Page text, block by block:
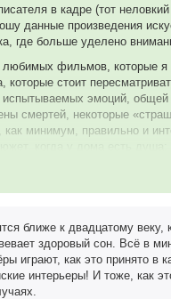
в кадре (тот
данные произведения
где больше уделено
фильмов, которые я
стоит
эмоций,
смертей, некоторые
минимум, правильно и
пауз между сериями и
мне меньше нравится, но
персонажей. Именно в
или же просто
ведь гораздо
ближе к двадцатому
здоровый сон. Всё в
играют, как это принято в
интерьеры! И тоже, как